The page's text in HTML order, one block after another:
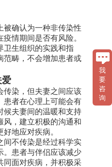
确认为一种非传染性
情期间是否有风险。
卫生组织的实践和指
范畴，不会增加患者或
爱
染，但夫妻之间应该
患者在心理上可能会有
候夫妻间的温暖和支持
风，建立积极的沟通和
地应对疾病。
不传染是经过科学实
。患者与伴侣应该减少
同面对疾病，并积极采
我
要
咨
询